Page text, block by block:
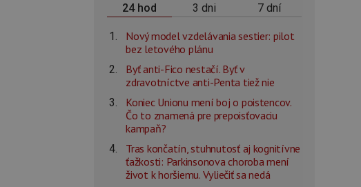
24 hod 3 dni 7 dní
Nový model vzdelávania sestier: pilot
bez letového plánu
Byť anti-Fico nestačí. Byť v
zdravotníctve anti-Penta tiež nie
Koniec Unionu mení boj o poistencov.
Čo to znamená pre prepoisťovaciu
kampaň?
Tras končatín, stuhnutosť aj kognitívne
ťažkosti: Parkinsonova choroba mení
život k horšiemu. Vyliečiť sa nedá